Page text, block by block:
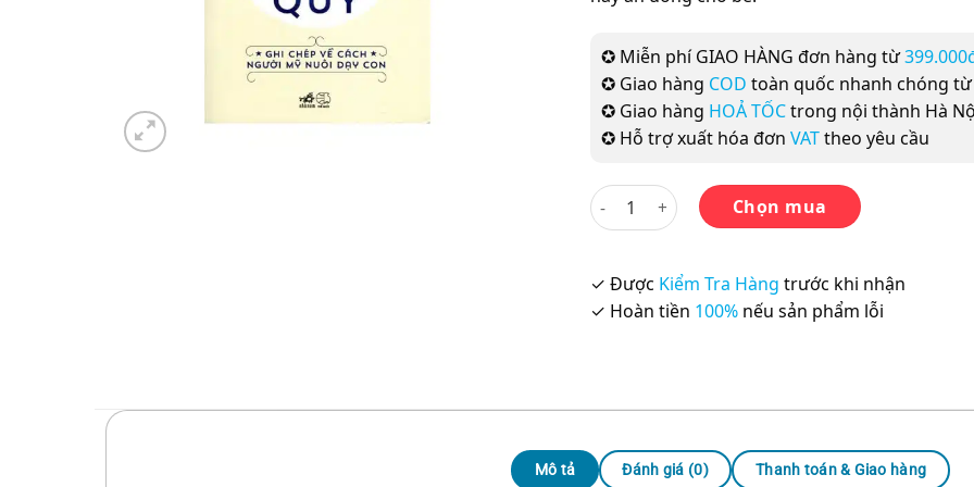
✪ Miễn phí GIAO HÀNG đơn hàng từ
✪ Giao hàng COD toàn quốc nhanh chóng từ
✪ Giao hàng HOẢ TỐCtrong nội thành Hà
✪ Hỗ trợ xuất hóa đơn VATtheo yêu cầu
Con Là Khách Quý số lượng
Chọn mua
✓ Được Kiểm Tra Hàng trước khi nhận
✓ Hoàn tiền 100% nếu sản phẩm lỗi
Mô tả Đánh giá (0) Thanh toán & Giao hàng